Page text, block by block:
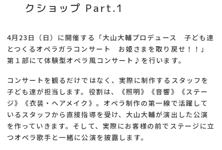
クショップ Part.1
4月23日（日）に開催する「大山大輔プロデュース 子ども達
とつくるオペラガラコンサート お姫さまを取り戻せ！！」
第１部にて体験型オペラ風コンサート♪を行います。
コンサートを観るだけではなく、実際に制作するスタッフを
子ども達が担当します。役割は、《照明》《音響》《ステー
ジ》《衣装・ヘアメイク》。オペラ制作の第一線で活躍して
いるスタッフから直接指導を受け、大山大輔が演出した公演
を作っていきます。そして、実際にお客様の前でステージに立
つオペラ歌手と一緒に公演を披露します。